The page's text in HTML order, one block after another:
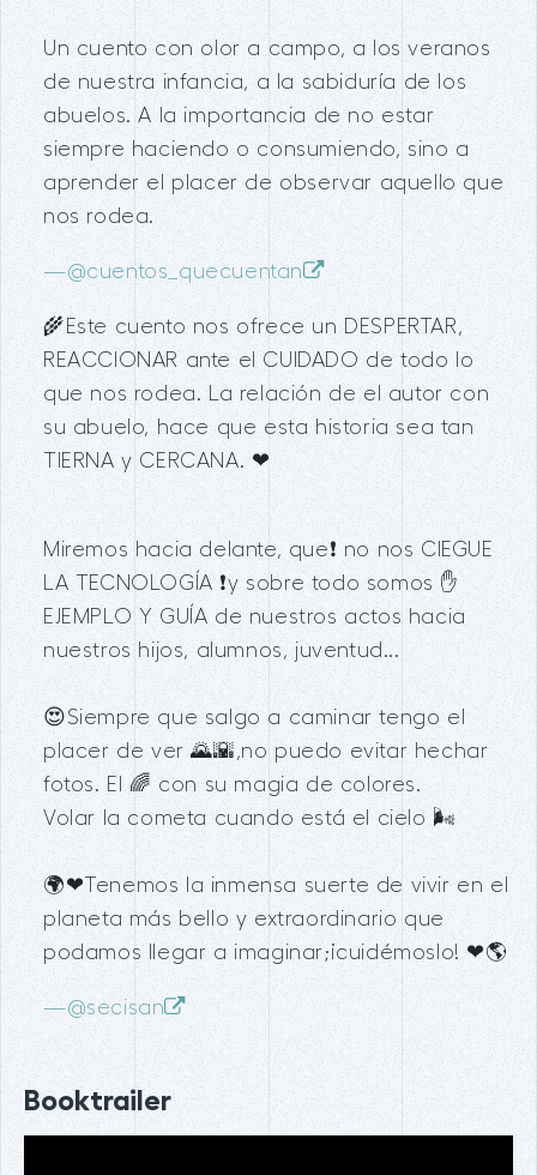
Un cuento con olor a campo, a los veranos
de nuestra infancia, a la sabiduría de los
abuelos. A la importancia de no estar
siempre haciendo o consumiendo, sino a
aprender el placer de observar aquello que
nos rodea.
—@cuentos_quecuentan
🌾Este cuento nos ofrece un DESPERTAR,
REACCIONAR ante el CUIDADO de todo lo
que nos rodea. La relación de el autor con
su abuelo, hace que esta historia sea tan
TIERNA y CERCANA. ❤
Miremos hacia delante, que❗ no nos CIEGUE
LA TECNOLOGÍA ❗y sobre todo somos ✋
EJEMPLO Y GUÍA de nuestros actos hacia
nuestros hijos, alumnos, juventud...
😍Siempre que salgo a caminar tengo el
placer de ver 🌄🌇,no puedo evitar hechar
fotos. El 🌈 con su magia de colores.
Volar la cometa cuando está el cielo 🌬
🌍❤Tenemos la inmensa suerte de vivir en el
planeta más bello y extraordinario que
podamos llegar a imaginar;¡cuidémoslo! ❤🌎
—@secisan
Booktrailer